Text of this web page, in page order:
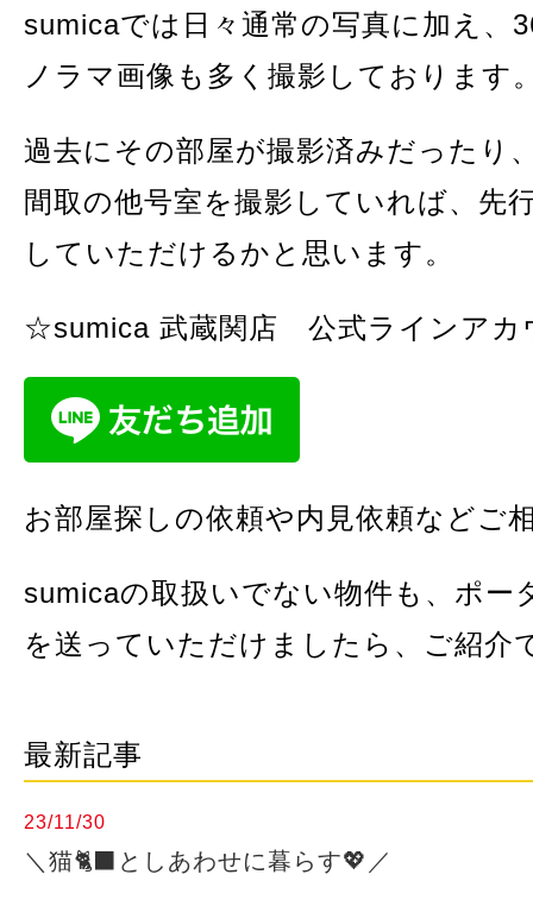
sumicaでは日々通常の写真に加え、
ノラマ画像も多く撮影しております
過去にその部屋が撮影済みだったり
間取の他号室を撮影していれば、先
していただけるかと思います。
☆sumica 武蔵関店 公式ラインア
お部屋探しの依頼や内見依頼などご
sumicaの取扱いでない物件も、ポー
を送っていただけましたら、ご紹介
最新記事
23/11/30
＼猫🐈‍⬛としあわせに暮らす💖／